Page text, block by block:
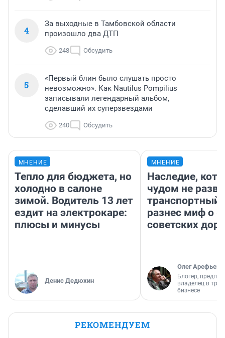
4
За выходные в Тамбовской области
произошло два ДТП
248 Обсудить
5
«Первый блин было слушать просто
невозможно». Как Nautilus Pompilius
записывали легендарный альбом,
сделавший их суперзвездами
240 Обсудить
МНЕНИЕ
Тепло для бюджета, но
холодно в салоне
зимой. Водитель 13 лет
ездит на электрокаре:
плюсы и минусы
Денис Дедюхин
МНЕНИЕ
Наследие,
чудом не
транспортный
разнес миф о
советских
Олег Арефьев
Блогер,
владелец в
бизнесе
РЕКОМЕНДУЕМ